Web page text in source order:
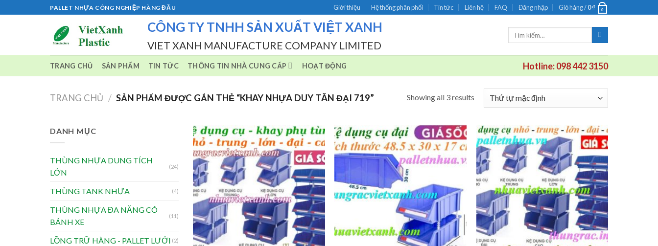
to
PALLET NHỰA CÔNG NGHIỆP HÀNG ĐẦU Giới thiệu Hệ thống phân phối Tin tức Liên hệ FAQ Đăng nhập Giỏ hàng /0₫ 0
CÔNG TY TNHH SẢN XUẤT VIỆT XANH
VIET XANH MANUFACTURE COMPANY LIMITED
TRANG CHỦ SẢN PHẨM TIN TỨC THÔNG TIN NHÀ CUNG CẤP HOẠT ĐỘNG Hotline: 098 442 3150
TRANG CHỦ / SẢN PHẨM ĐƯỢC GẮN THẺ “KHAY NHỰA DUY TÂN ĐẠI 719” Showing all 3 results
DANH MỤC
THÙNG NHỰA DUNG TÍCH
LỚN
(24)
THÙNG TANK NHỰA (4)
THÙNG NHỰA ĐA NĂNG CÓ
BÁNH XE
(11)
LỒNG TRỮ HÀNG - PALLET LƯỚI (2)